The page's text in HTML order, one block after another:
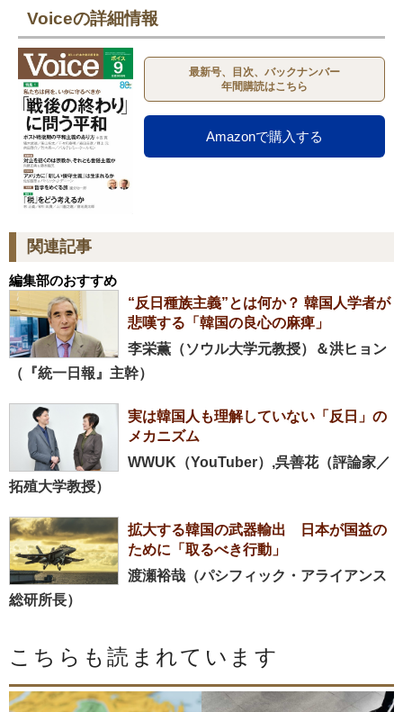
Voiceの詳細情報
最新号、目次、バックナンバー
年間購読はこちら
Amazonで購入する
関連記事
編集部のおすすめ
“反日種族主義”とは何か？ 韓国人学者が
悲嘆する「韓国の良心の麻痺」
李栄薫（ソウル大学元教授）＆洪ヒョン
（『統一日報』主幹）
実は韓国人も理解していない「反日」の
メカニズム
WWUK（YouTuber）,呉善花（評論家／
拓殖大学教授）
拡大する韓国の武器輸出 日本が国益の
ために「取るべき行動」
渡瀬裕哉（パシフィック・アライアンス
総研所長）
こちらも読まれています